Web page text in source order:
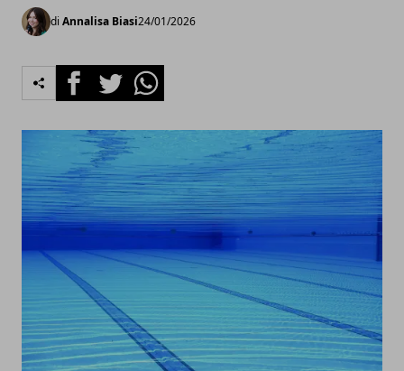
di Annalisa Biasi24/01/2026
FacebookTwitterWhatsapp